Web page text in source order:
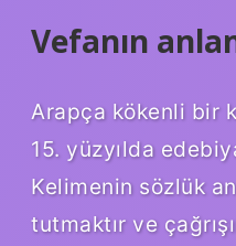
Vefanın
Arapça kökenli bir
15. yüzyılda
Kelimenin sözlük
tutmaktır ve